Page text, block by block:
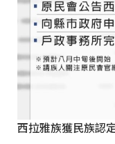
西拉雅族獲民族認